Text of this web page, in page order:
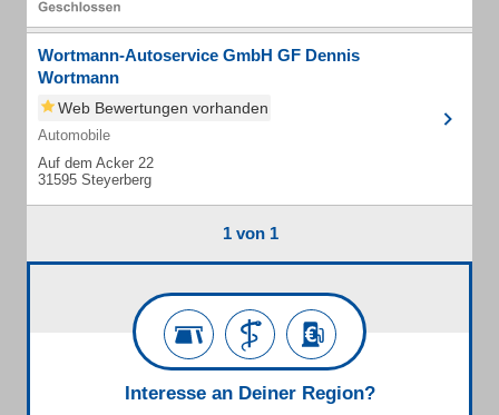
Wortmann-Autoservice GmbH GF Dennis
Wortmann
Web Bewertungen vorhanden
Automobile
Auf dem Acker 22
31595 Steyerberg
1 von 1
Interesse an Deiner Region?